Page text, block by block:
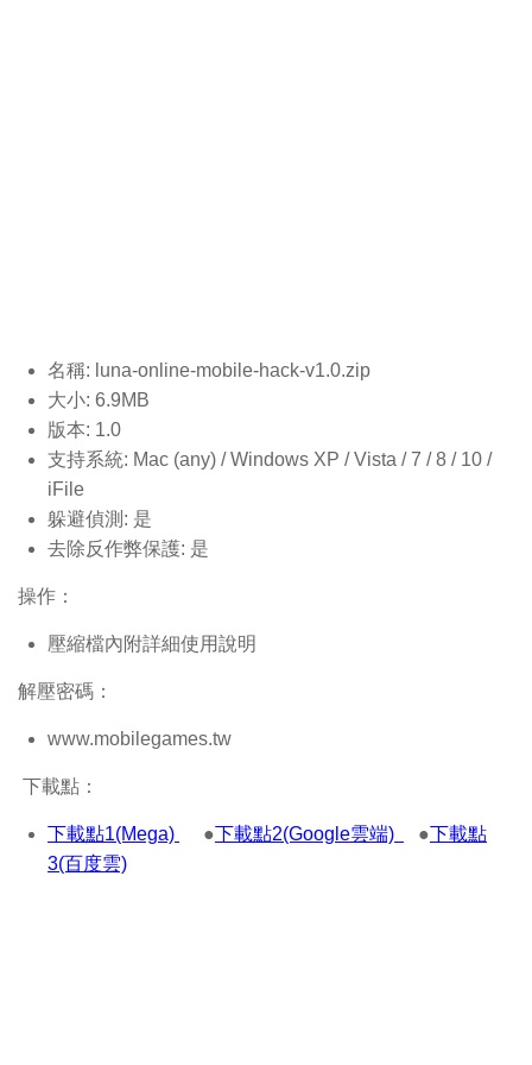
名稱: luna-online-mobile-hack-v1.0.zip
大小: 6.9MB
版本: 1.0
支持系統: Mac (any) / Windows XP / Vista / 7 / 8 / 10 /
iFile
躲避偵測: 是
去除反作弊保護: 是
操作：
壓縮檔內附詳細使用說明
解壓密碼：
www.mobilegames.tw
下載點：
下載點1(Mega) ●下載點2(Google雲端) ●下載點
3(百度雲)